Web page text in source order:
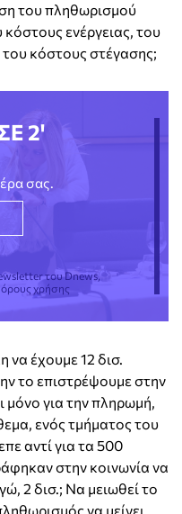
του πληθωρισμού
ενέργειας, του
κόστους στέγασης;
2'
σας.
του Dnews,
όρους χρήσης
να έχουμε 12 δισ.
το επιστρέψουμε στην
μόνο για την πληρωμή,
ενός τμήματος του
αντί για τα 500
στην κοινωνία να
2 δισ.; Να μειωθεί το
να μείνει